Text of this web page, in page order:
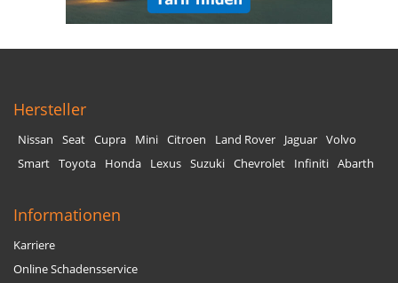
Hersteller
Nissan Seat Cupra Mini Citroen Land Rover Jaguar Volvo
Smart Toyota Honda Lexus Suzuki Chevrolet Infiniti Abarth
Informationen
Karriere
Online Schadensservice